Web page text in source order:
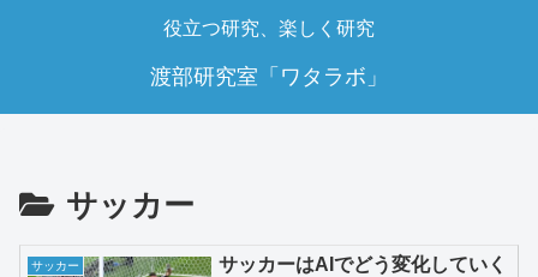
役立つ研究、楽しく研究
渡部研究室「ワタラボ」
サッカー
サッカー
サッカーはAIでどう変化していく